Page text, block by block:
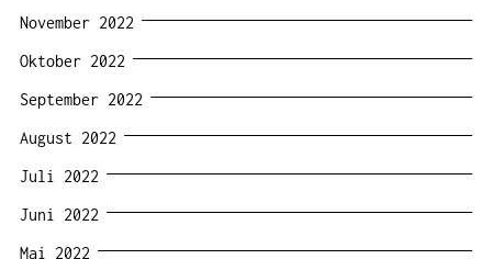
November 2022
Oktober 2022
September 2022
August 2022
Juli 2022
Juni 2022
Mai 2022